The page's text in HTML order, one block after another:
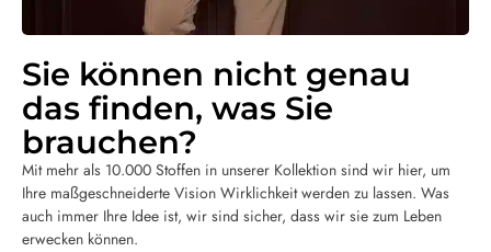
Sie können nicht genau
das finden, was Sie
brauchen?
Mit mehr als 10.000 Stoffen in unserer Kollektion sind wir hier, um
Ihre maßgeschneiderte Vision Wirklichkeit werden zu lassen. Was
auch immer Ihre Idee ist, wir sind sicher, dass wir sie zum Leben
erwecken können.